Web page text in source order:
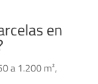
en
a 1.200 m²,